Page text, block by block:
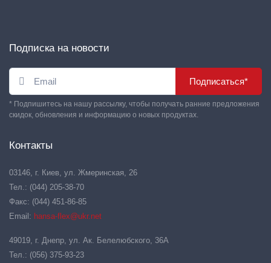
Подписка на новости
Подписаться*
* Подпишитесь на нашу рассылку, чтобы получать ранние предложения
скидок, обновления и информацию о новых продуктах.
Контакты
03146, г. Киев, ул. Жмеринская, 26
Тел.: (044) 205-38-70
Факс: (044) 451-86-85
Email: hansa-flex@ukr.net
49019, г. Днепр, ул. Ак. Белелюбского, 36А
Тел.: (056) 375-93-23